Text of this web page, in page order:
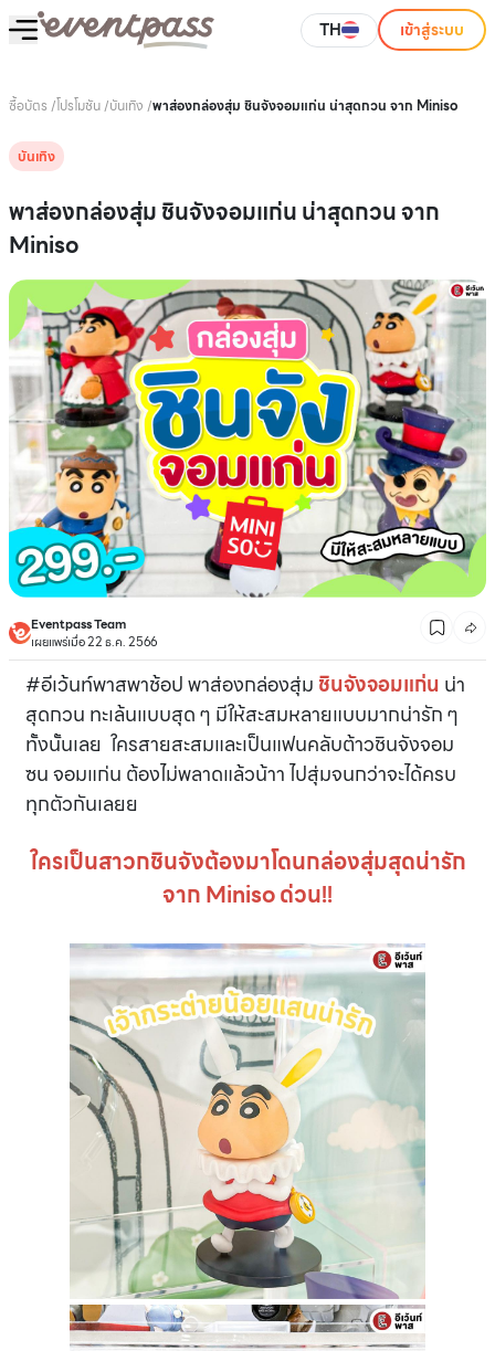
TH เข้าสู่ระบบ
ซื้อบัตร /โปรโมชัน/บันเทิง /พาส่องกล่องสุ่ม ชินจังจอมแก่น น่าสุดกวน จาก Miniso
บันเทิง
พาส่องกล่องสุ่ม ชินจังจอมแก่น น่าสุดกวน จาก
Miniso
Eventpass Team
เผยแพร่เมื่อ 22 ธ.ค. 2566
#อีเว้นท์พาสพาช้อป พาส่องกล่องสุ่ม ชินจังจอมแก่น น่า
สุดกวน ทะเล้นแบบสุด ๆ มีให้สะสมหลายแบบมากน่ารัก ๆ
ทั้งนั้นเลย ใครสายสะสมและเป็นแฟนคลับต้าวชินจังจอม
ซน จอมแก่น ต้องไม่พลาดแล้วน้าา ไปสุ่มจนกว่าจะได้ครบ
ทุกตัวกันเลยย
ใครเป็นสาวกชินจังต้องมาโดนกล่องสุ่มสุดน่ารัก
จาก Miniso ด่วน!!